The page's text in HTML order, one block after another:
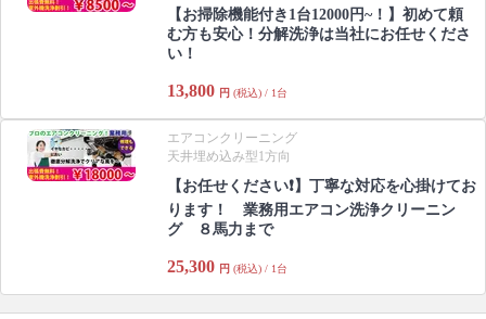
【お掃除機能付き1台12000円~！】初めて頼
む方も安心！分解洗浄は当社にお任せくださ
い！
13,800 円 (税込) / 1台
エアコンクリーニング
天井埋め込み型1方向
【お任せください❗️】丁寧な対応を心掛けてお
ります！ 業務用エアコン洗浄クリーニン
グ ８馬力まで
25,300 円 (税込) / 1台